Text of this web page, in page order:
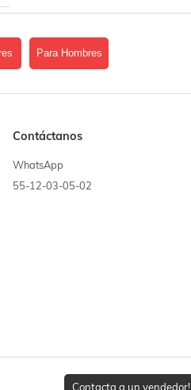
Contacta a un vendedor!
Para Hombres
Contáctanos
WhatsApp
55-12-03-05-02